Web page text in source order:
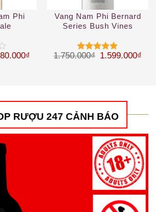
Phi
gốc là: 1.200.000₫.
₫ Giá hiện tại là: 1.080.000₫.
Vang Nam Phi Bernard
Series Bush Vines
Được xếp
1.750.000₫ Giá gốc là:
1.599.000₫
RƯỢU 247 CẢNH BÁO